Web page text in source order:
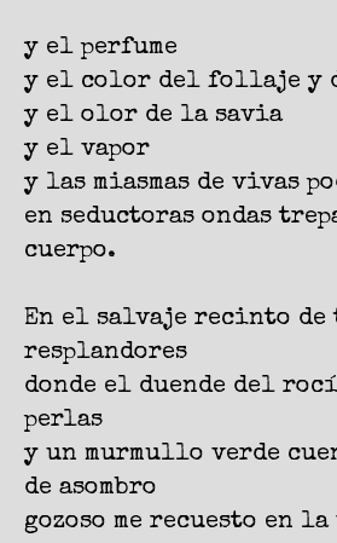
y el perfume
y el color del follaje y
y el olor de la savia
y el vapor
y las miasmas de vivas
en seductoras ondas
cuerpo.
En el salvaje recinto de
resplandores
donde el duende del
perlas
y un murmullo verde
de asombro
gozoso me recuesto en la